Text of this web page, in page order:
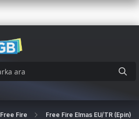
Free Fire Free Fire Elmas EU/TR (Epin)